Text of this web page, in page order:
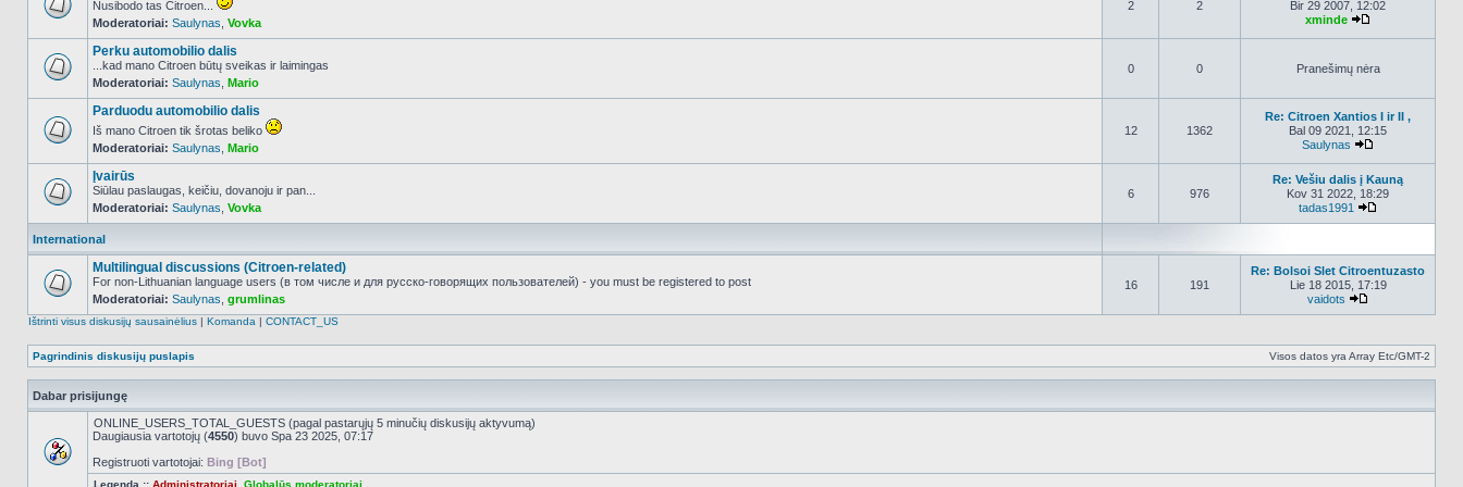
NO_UNREAD_POSTS
Nusibodo tas Citroen...
Moderatoriai: Saulynas Vovka
2 2
Bir 29 2007, 12:02
xminde
NO_UNREAD_POSTS
Perku automobilio dalis
...kad mano Citroen būtų sveikas ir laimingas
Moderatoriai: Saulynas Mario
0 0 Pranešimų nėra
NO_UNREAD_POSTS
Parduodu automobilio dalis
Iš mano Citroen tik šrotas beliko
Moderatoriai: Saulynas Mario
12 1362
Re: Citroen Xantios I ir II ,
Bal 09 2021, 12:15
Saulynas
NO_UNREAD_POSTS
Įvairūs
Siūlau paslaugas, keičiu, dovanoju ir pan...
Moderatoriai: Saulynas Vovka
6 976
Re: Vešiu dalis į Kauną
Kov 31 2022, 18:29
tadas1991
International
NO_UNREAD_POSTS
Multilingual discussions (Citroen-related)
For non-Lithuanian language users (в том числе и для русско-говорящих пользователей) - you must be registered to post
Moderatoriai: Saulynas grumlinas
16 191
Re: Bolsoi Slet Citroentuzasto
Lie 18 2015, 17:19
vaidots
Ištrinti visus diskusijų sausainėlius | Komanda | CONTACT_US
Pagrindinis diskusijų puslapis Visos datos yra Array Etc/GMT-2
Dabar prisijungę
ONLINE_USERS_TOTAL_GUESTS (pagal pastarųjų 5 minučių diskusijų aktyvumą)
Daugiausia vartotojų (4550) buvo Spa 23 2025, 07:17
Registruoti vartotojai: Bing [Bot]
Legenda :: Administratoriai Globalūs moderatoriai